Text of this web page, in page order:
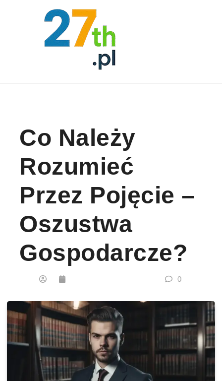
Co Należy
Rozumieć
Przez Pojęcie –
Oszustwa
Gospodarcze?
0